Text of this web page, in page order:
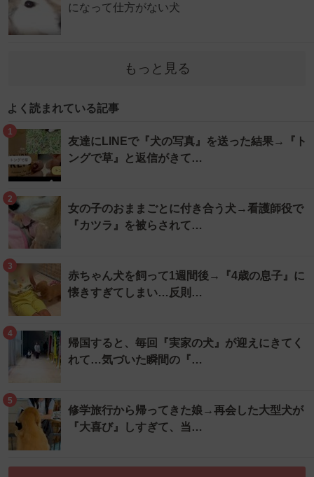
になって仕方がない犬
もっと見る
よく読まれている記事
1
友達にLINEで『犬の写真』を送った結果→『ト
ングで草』と返信がきて…
2
女の子のおままごとに付き合う犬→看護師役で
『カツラ』を被らされて…
3
赤ちゃん犬を飼って1週間後→『4歳の息子』に
懐きすぎてしまい…反則…
4
帰国すると、毎回『実家の犬』が迎えにきてく
れて…気づいた瞬間の『…
5
修学旅行から帰ってきた娘→再会した大型犬が
『大喜び』しすぎて、当…